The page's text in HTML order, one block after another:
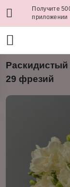
Получите
приложении
Раскидистый
29 фрезий